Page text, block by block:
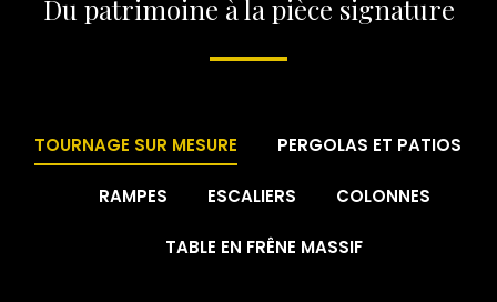
Du patrimoine à la pièce signature
TOURNAGE SUR MESURE PERGOLAS ET PATIOS
RAMPES ESCALIERS COLONNES
TABLE EN FRÊNE MASSIF